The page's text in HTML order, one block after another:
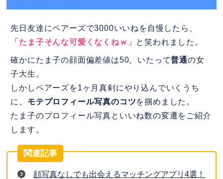
先日友達にペアーズで3000いいねを自慢したら、
「たま子そんな可愛くなくねｗ」 と笑われました。
確かにたま子の顔面偏差値は50。いたって普通の女
子大生。
しかしペアーズを1ヶ月真剣にやり込んでいくうち
に、 モテプロフィール写真のコツを掴めました。
たま子のプロフィール写真といいね数の変遷をご紹介
します。
顔写真なしでも出会えるマッチングアプリ4選！